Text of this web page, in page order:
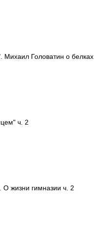
Михаил Головатин о белках
ч. 2
О жизни гимназии ч. 2